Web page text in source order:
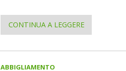
CONTINUA A LEGGERE
ABBIGLIAMENTO